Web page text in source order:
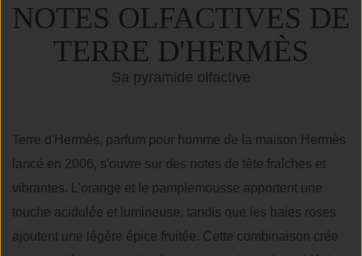
NOTES OLFACTIVES DE
TERRE D'HERMÈS
Sa pyramide olfactive
Terre d'Hermès, parfum pour homme de la maison Hermès
lancé en 2006, s'ouvre sur des notes de tête fraîches et
vibrantes. L'orange et le pamplemousse apportent une
touche acidulée et lumineuse, tandis que les baies roses
ajoutent une légère épice fruitée. Cette combinaison crée